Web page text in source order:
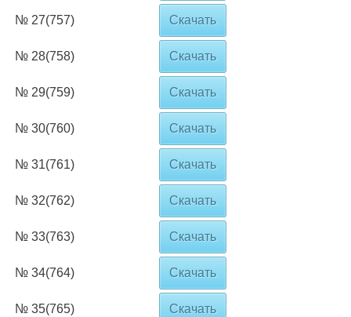
№ 27(757) Скачать
№ 28(758) Скачать
№ 29(759) Скачать
№ 30(760) Скачать
№ 31(761) Скачать
№ 32(762) Скачать
№ 33(763) Скачать
№ 34(764) Скачать
№ 35(765) Скачать